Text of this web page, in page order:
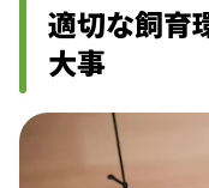
適切な飼育
大事